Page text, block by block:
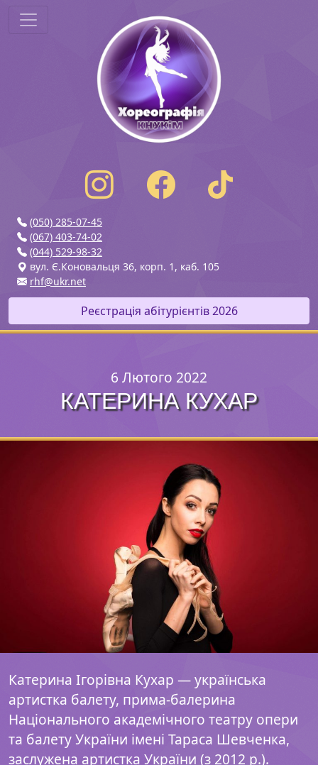
(050) 285-07-45
(067) 403-74-02
(044) 529-98-32
вул. Є.Коновальця 36, корп. 1, каб. 105
rhf@ukr.net
Реєстрація абітурієнтів 2026
6 Лютого 2022
КАТЕРИНА КУХАР
Катерина Ігорівна Кухар — українська
артистка балету, прима-балерина
Національного академічного театру опери
та балету України імені Тараса Шевченка,
заслужена артистка України (з 2012 р.).